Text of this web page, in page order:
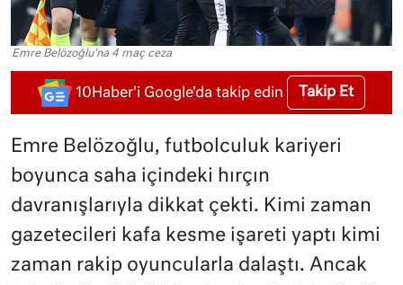
Emre Belözoğlu'na 4 maç ceza
10Haber'i Google'da takip edin Takip Et
Emre Belözoğlu, futbolculuk kariyeri
boyunca saha içindeki hırçın
davranışlarıyla dikkat çekti. Kimi zaman
gazetecileri kafa kesme işareti yaptı kimi
zaman rakip oyuncularla dalaştı. Ancak